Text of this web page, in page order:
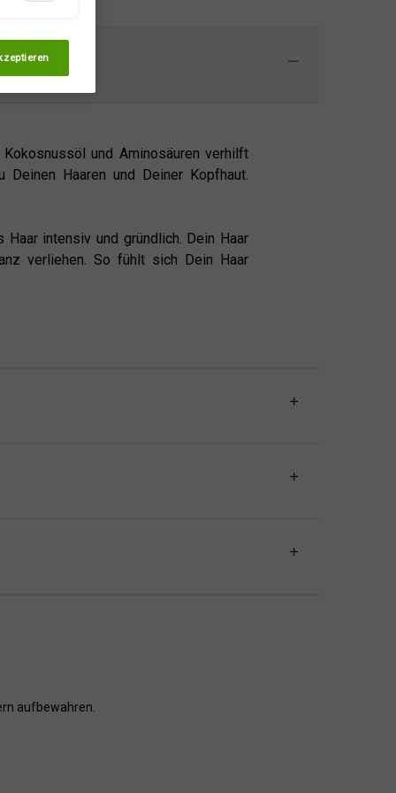
und Aminosäuren verhilft
Haaren und Deiner Kopfhaut.
intensiv und gründlich. Dein Haar
verliehen. So fühlt sich Dein Haar
aufbewahren.